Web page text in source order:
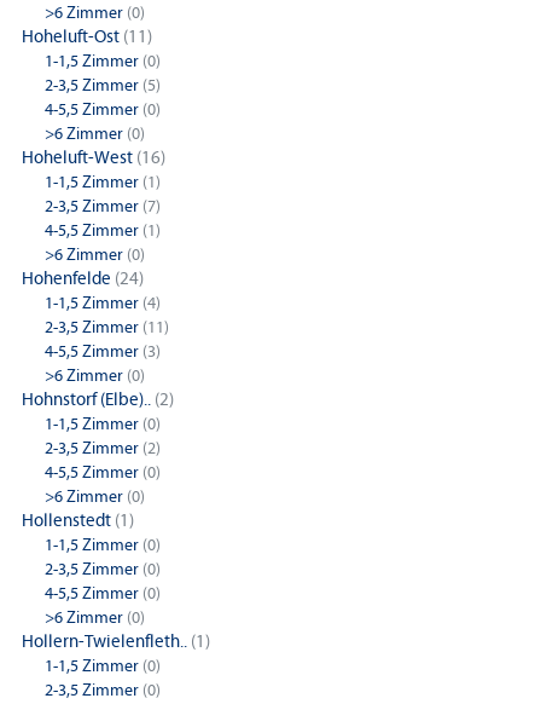
>6 Zimmer (0)
Hoheluft-Ost (11)
1-1,5 Zimmer (0)
2-3,5 Zimmer (5)
4-5,5 Zimmer (0)
>6 Zimmer (0)
Hoheluft-West (16)
1-1,5 Zimmer (1)
2-3,5 Zimmer (7)
4-5,5 Zimmer (1)
>6 Zimmer (0)
Hohenfelde (24)
1-1,5 Zimmer (4)
2-3,5 Zimmer (11)
4-5,5 Zimmer (3)
>6 Zimmer (0)
Hohnstorf (Elbe).. (2)
1-1,5 Zimmer (0)
2-3,5 Zimmer (2)
4-5,5 Zimmer (0)
>6 Zimmer (0)
Hollenstedt (1)
1-1,5 Zimmer (0)
2-3,5 Zimmer (0)
4-5,5 Zimmer (0)
>6 Zimmer (0)
Hollern-Twielenfleth.. (1)
1-1,5 Zimmer (0)
2-3,5 Zimmer (0)